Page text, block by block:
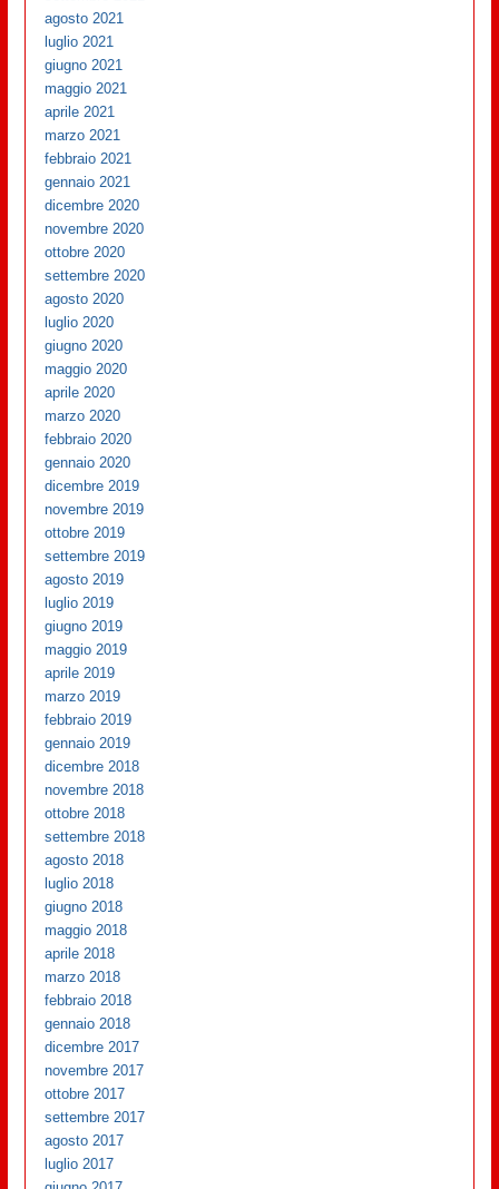
agosto 2021
luglio 2021
giugno 2021
maggio 2021
aprile 2021
marzo 2021
febbraio 2021
gennaio 2021
dicembre 2020
novembre 2020
ottobre 2020
settembre 2020
agosto 2020
luglio 2020
giugno 2020
maggio 2020
aprile 2020
marzo 2020
febbraio 2020
gennaio 2020
dicembre 2019
novembre 2019
ottobre 2019
settembre 2019
agosto 2019
luglio 2019
giugno 2019
maggio 2019
aprile 2019
marzo 2019
febbraio 2019
gennaio 2019
dicembre 2018
novembre 2018
ottobre 2018
settembre 2018
agosto 2018
luglio 2018
giugno 2018
maggio 2018
aprile 2018
marzo 2018
febbraio 2018
gennaio 2018
dicembre 2017
novembre 2017
ottobre 2017
settembre 2017
agosto 2017
luglio 2017